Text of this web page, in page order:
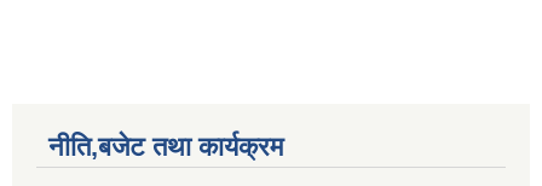
नीति,बजेट तथा कार्यक्रम